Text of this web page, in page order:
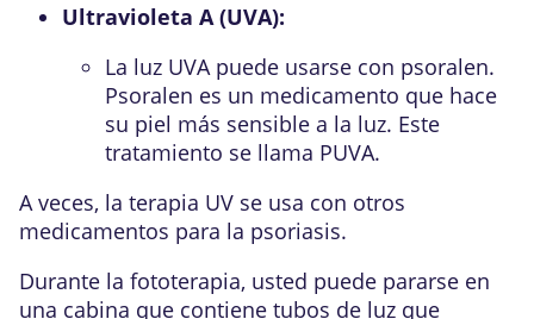
Ultravioleta A (UVA):
La luz UVA puede usarse con psoralen.
Psoralen es un medicamento que hace
su piel más sensible a la luz. Este
tratamiento se llama PUVA.
A veces, la terapia UV se usa con otros
medicamentos para la psoriasis.
Durante la fototerapia, usted puede pararse en
una cabina que contiene tubos de luz que